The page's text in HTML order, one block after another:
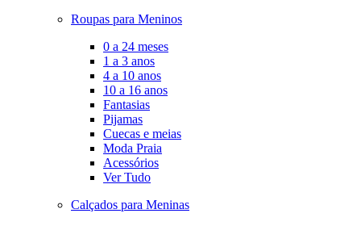
Roupas para Meninos
0 a 24 meses
1 a 3 anos
4 a 10 anos
10 a 16 anos
Fantasias
Pijamas
Cuecas e meias
Moda Praia
Acessórios
Ver Tudo
Calçados para Meninas